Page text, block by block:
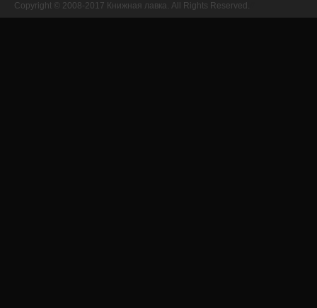
Copyright © 2008-2017 Книжная лавка. All Rights Reserved.